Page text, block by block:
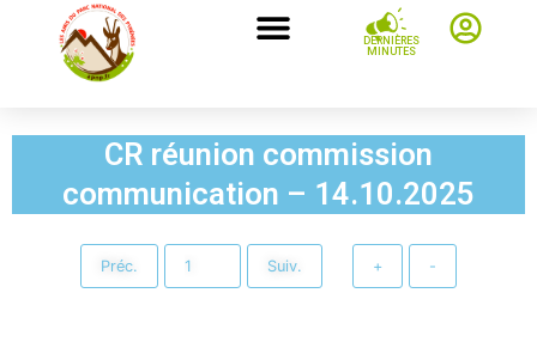
DERNIÈRES
MINUTES
CR réunion commission
communication – 14.10.2025
Préc. Suiv. + -